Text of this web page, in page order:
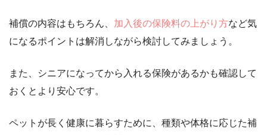
補償の内容はもちろん、 加入後の保険料の上がり方など気
になるポイントは解消しながら検討してみましょう。
また、シニアになってから入れる保険があるかも確認して
おくとより安心です。
ペットが長く健康に暮らすために、種類や体格に応じた補